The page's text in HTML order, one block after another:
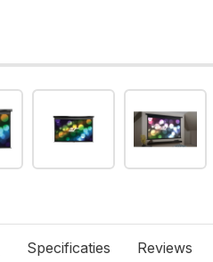
Specificaties Reviews